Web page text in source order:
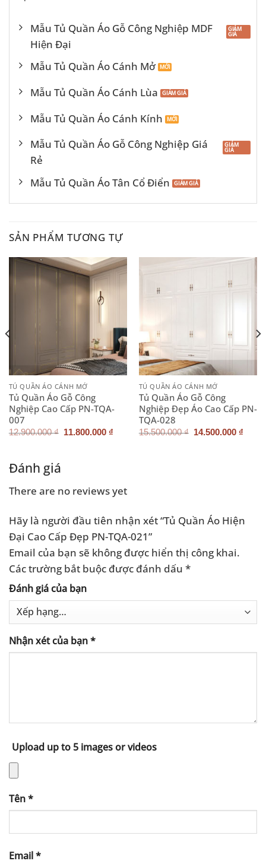
Mẫu Tủ Quần Áo Gỗ Công Nghiệp MDF
Hiện Đại
Mẫu Tủ Quần Áo Cánh Mở
Mẫu Tủ Quần Áo Cánh Lùa
Mẫu Tủ Quần Áo Cánh Kính
Mẫu Tủ Quần Áo Gỗ Công Nghiệp Giá
Rẻ
Mẫu Tủ Quần Áo Tân Cổ Điển
SẢN PHẨM TƯƠNG TỰ
TỦ QUẦN ÁO CÁNH MỞ
Tủ Quần Áo Gỗ Công
Nghiệp Cao Cấp PN-TQA-
007
12.900.000₫ Giá
11.800.000 ₫
TỦ QUẦN ÁO CÁNH MỞ
Tủ Quần Áo Gỗ Công
Nghiệp Đẹp Áo Cao Cấp PN-
TQA-028
15.500.000₫ Giá
14.500.000 ₫
Đánh giá
There are no reviews yet
Hãy là người đầu tiên nhận xét “Tủ Quần Áo Hiện
Đại Cao Cấp Đẹp PN-TQA-021”
Email của bạn sẽ không được hiển thị công khai.
Các trường bắt buộc được đánh dấu *
Đánh giá của bạn
Nhận xét của bạn*
Upload up to 5 images or videos
Tên*
Email*